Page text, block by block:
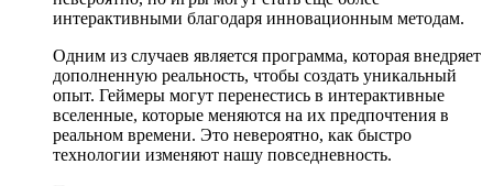
интерактивными благодаря инновационным методам.
Одним из случаев является программа, которая внедряет
дополненную реальность, чтобы создать уникальный
опыт. Геймеры могут перенестись в интерактивные
вселенные, которые меняются на их предпочтения в
реальном времени. Это невероятно, как быстро
технологии изменяют нашу повседневность.